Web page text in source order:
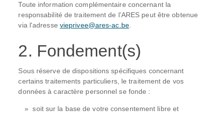
Toute information complémentaire concernant la
responsabilité de traitement de l’ARES peut être obtenue
via l'adresse vieprivee@ares-ac.be.
2. Fondement(s)
Sous réserve de dispositions spécifiques concernant
certains traitements particuliers, le traitement de vos
données à caractère personnel se fonde :
soit sur la base de votre consentement libre et